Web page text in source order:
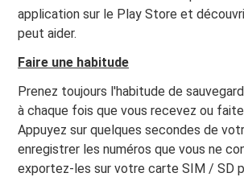
application sur le Play Store et
peut aider.
Faire une habitude
Prenez toujours l'habitude de
à chaque fois que vous recevez ou
Appuyez sur quelques secondes de
enregistrer les numéros que vous ne
exportez-les sur votre carte SIM / SD